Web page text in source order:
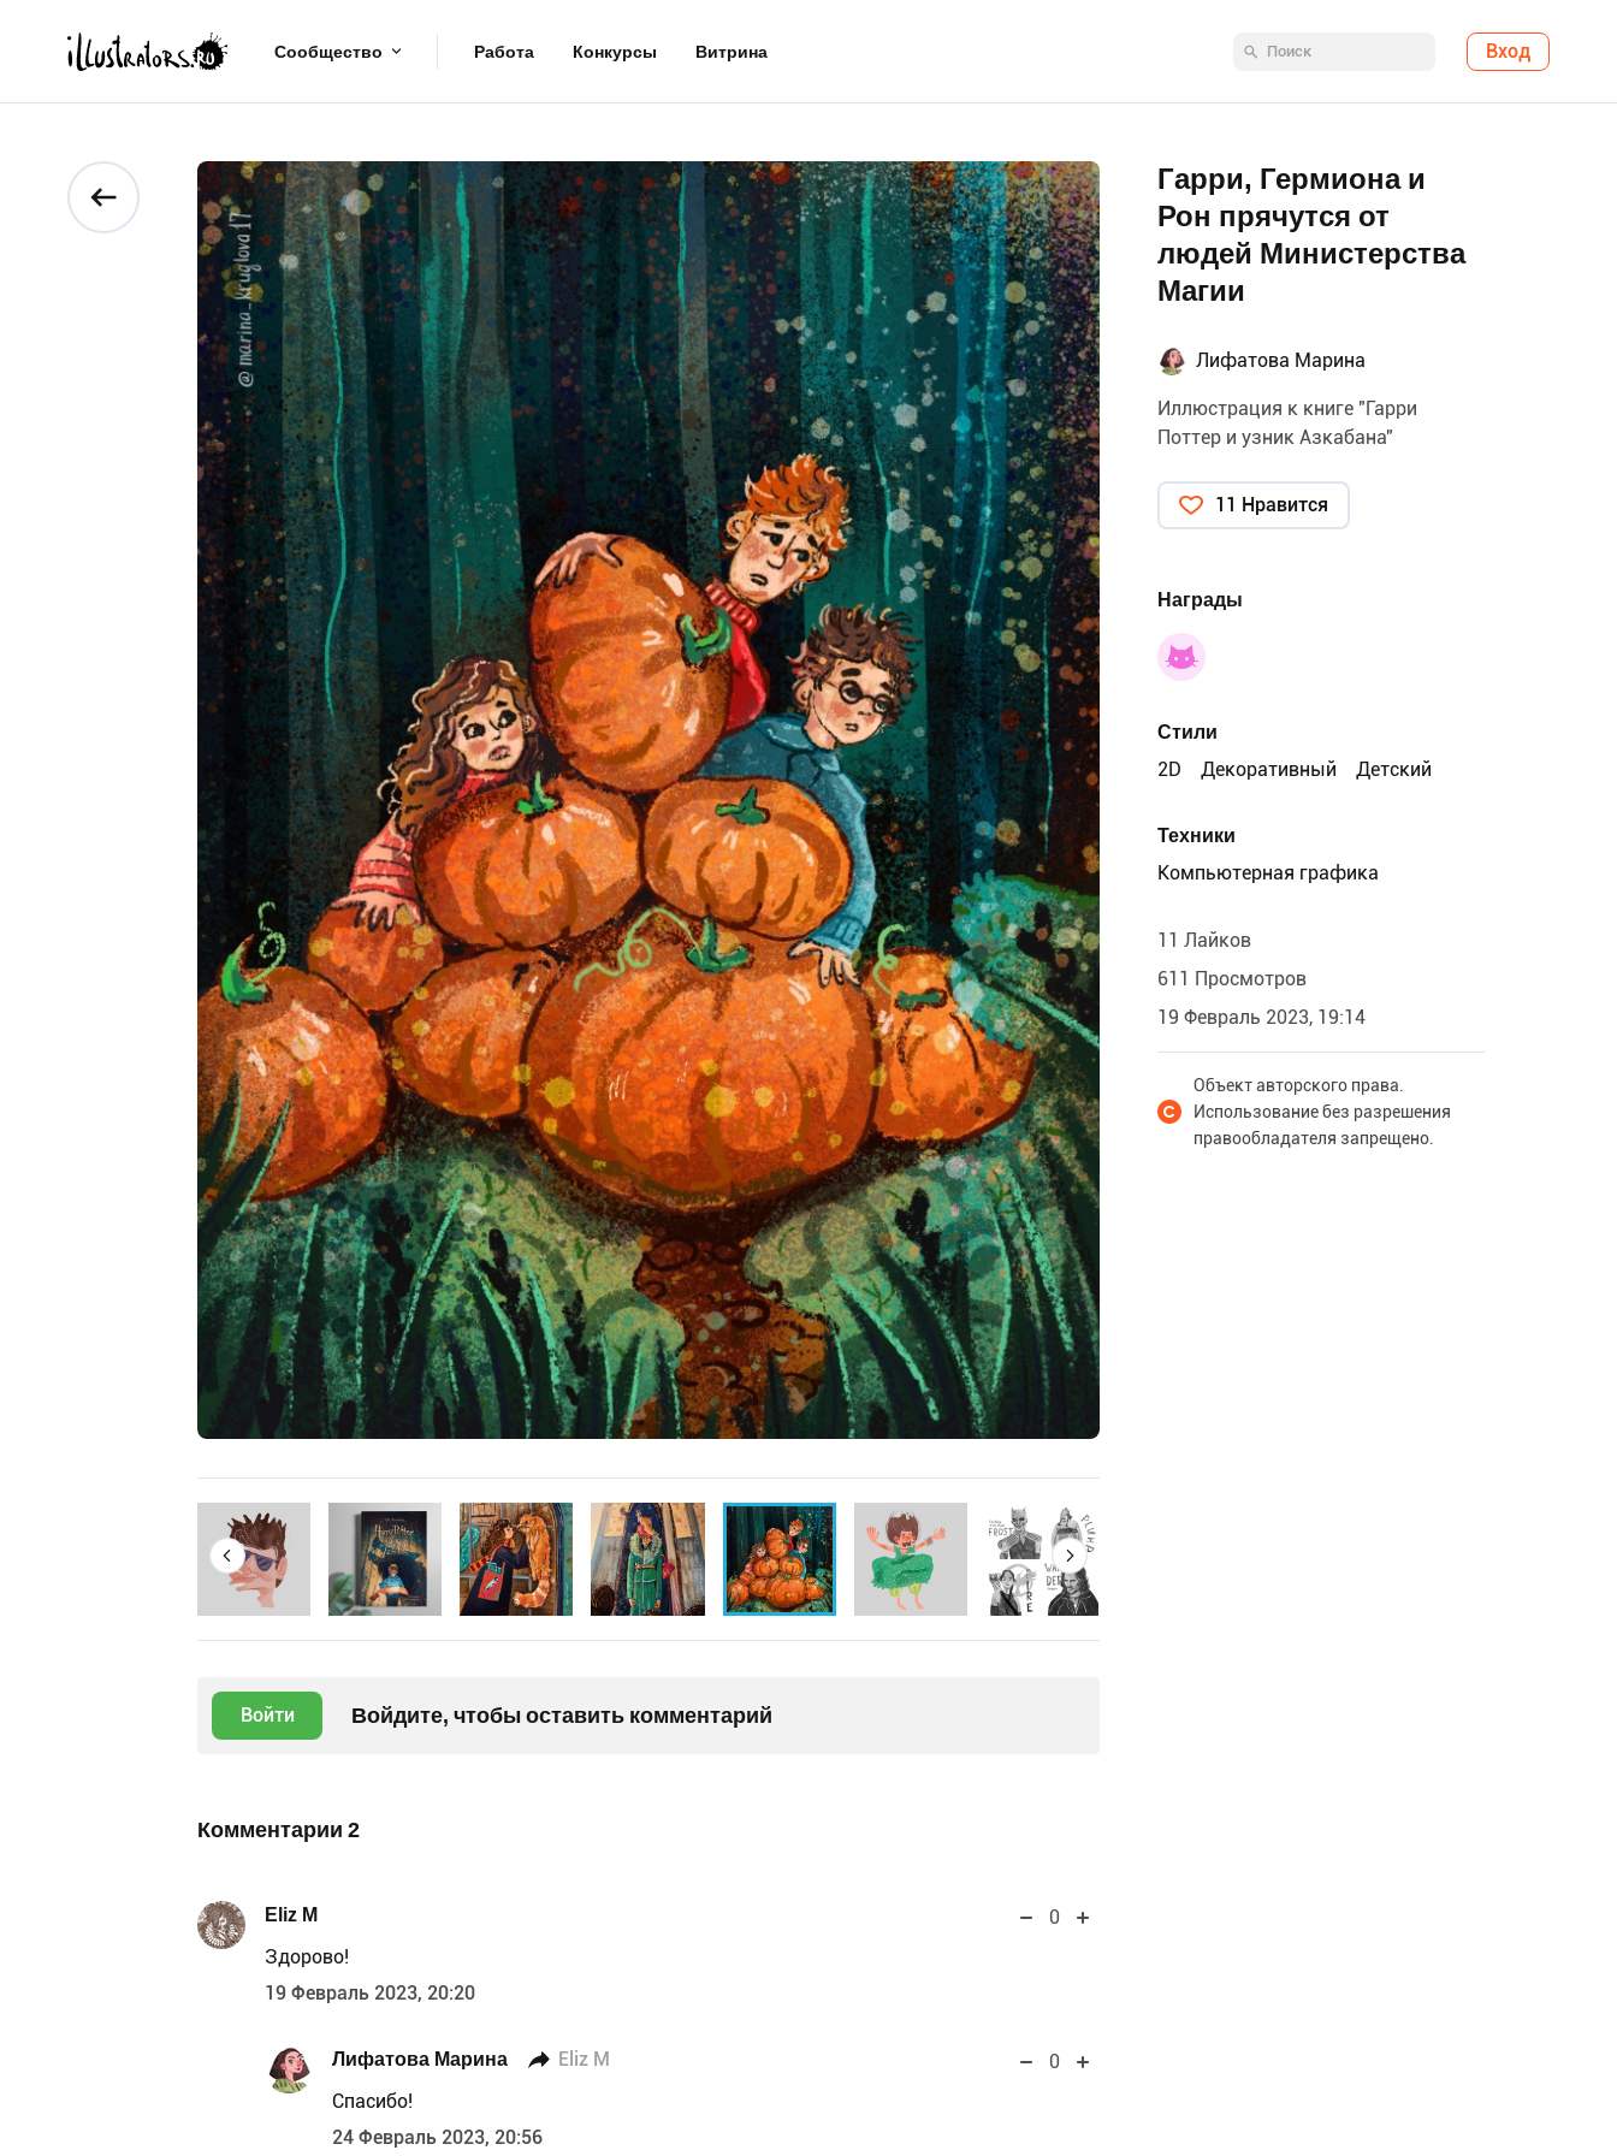
Сообщество Работа Конкурсы Витрина Вход
Войти Войдите, чтобы оставить комментарий
Комментарии 2
Eliz M
0
Здорово!
19 Февраль 2023, 20:20
Лифатова Марина Eliz M
0
Спасибо!
24 Февраль 2023, 20:56
Гарри, Гермиона и
Рон прячутся от
людей Министерства
Магии
Лифатова Марина
Иллюстрация к книге "Гарри
Поттер и узник Азкабана"
11 Нравится
Награды
Стили
2D
Декоративный Детский
Техники
Компьютерная графика
11 Лайков
611 Просмотров
19 Февраль 2023, 19:14
Объект авторского права.
Использование без разрешения
правообладателя запрещено.